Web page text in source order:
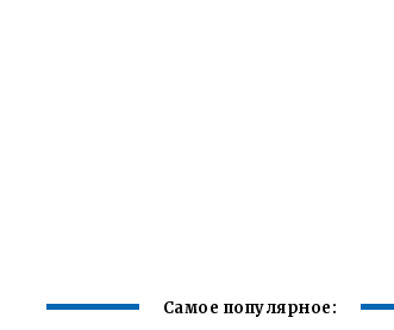
Самое популярное: